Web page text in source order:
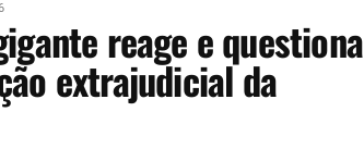
reage e questiona
extrajudicial da